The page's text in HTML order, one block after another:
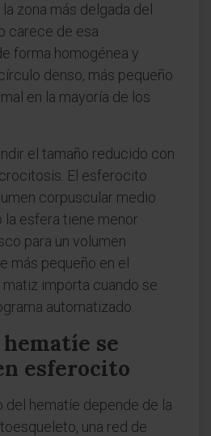
zona más delgada del
carece de esa
forma homogénea y
denso, más pequeño
en la mayoría de los
el tamaño reducido con
El esferocito
corpuscular medio
la esfera tiene menor
para un volumen
más pequeño en el
importa cuando se
automatizado.
se
esferocito
del hematíe depende de la
una red de